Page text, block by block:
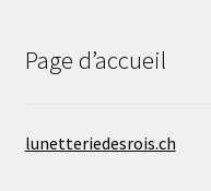
Page d’accueil
lunetteriedesrois.ch